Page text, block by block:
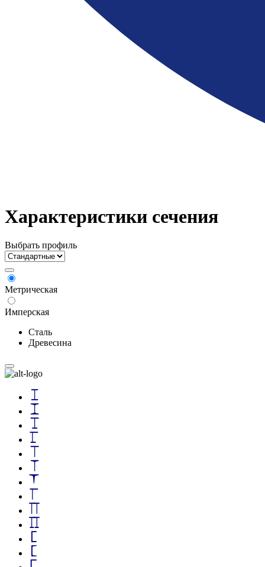
Характеристики сечения
Выбрать профиль
Метрическая
Имперская
Сталь
Древесина